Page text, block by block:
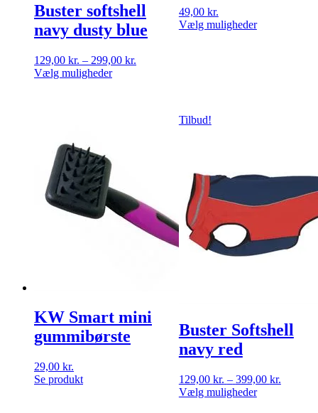
Buster softshell
navy dusty blue
129,00 kr. – 299,00 kr.
Vælg mulighederDette
vælges
varesiden
49,00 kr.
Vælg mulighederDette
KW Smart mini
gummibørste
29,00 kr.
Se produkt
Tilbud!
Buster Softshell
navy red
129,00 kr. – 399,00 kr.
Vælg mulighederDette